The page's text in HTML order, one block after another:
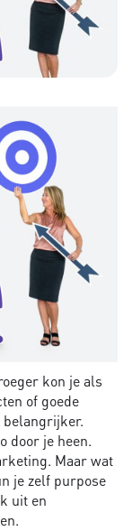
kon je als
of goede
door je heen.
Maar wat
je zelf purpose
uit en